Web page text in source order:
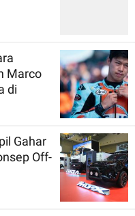
Marco
Gahar
Off-